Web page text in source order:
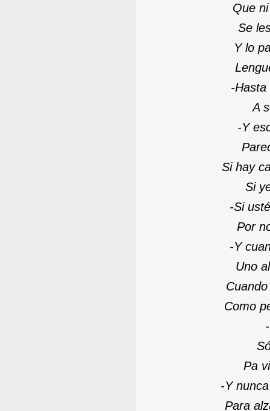
Que
Se
Y lo
-Hasta
A
-Y
P
Si hay
Si
-Si
Por
-Y
Uno
Como
-
Pa
-Y
Para